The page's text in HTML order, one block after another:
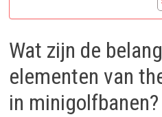
Wat zijn de
elementen van
in minigolfbanen?